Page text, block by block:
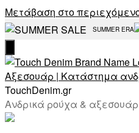
Μετάβαση στο
SUMMER ERA
TouchDenim.gr
Ανδρικά ρούχα & αξεσουάρ